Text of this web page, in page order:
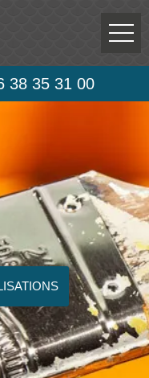
38 35 31 00